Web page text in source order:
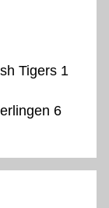
Tigers 1
6